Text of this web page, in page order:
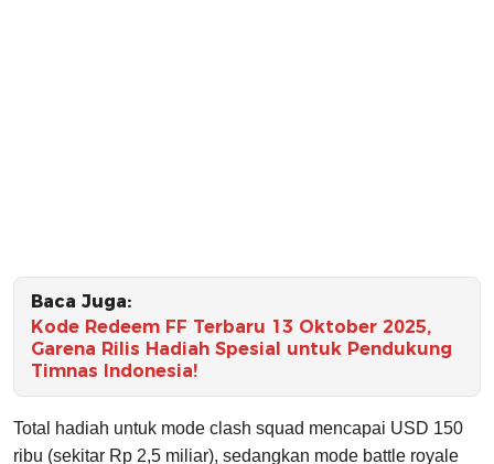
Baca Juga:
Kode Redeem FF Terbaru 13 Oktober 2025,
Garena Rilis Hadiah Spesial untuk Pendukung
Timnas Indonesia!
Total hadiah untuk mode clash squad mencapai USD 150
ribu (sekitar Rp 2,5 miliar), sedangkan mode battle royale